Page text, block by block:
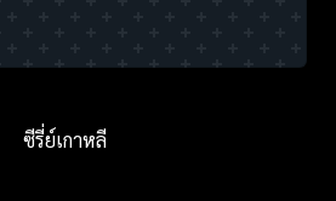
ซีรี่ย์เกาหลี